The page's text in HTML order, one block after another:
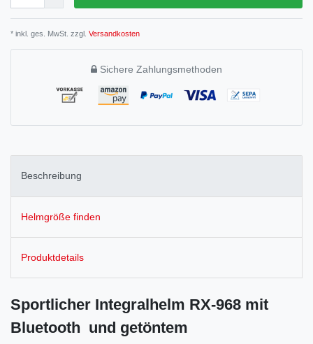
* inkl. ges. MwSt. zzgl. Versandkosten
Sichere Zahlungsmethoden
Beschreibung
Helmgröße finden
Produktdetails
Sportlicher Integralhelm RX-968 mit
Bluetooth und getöntem